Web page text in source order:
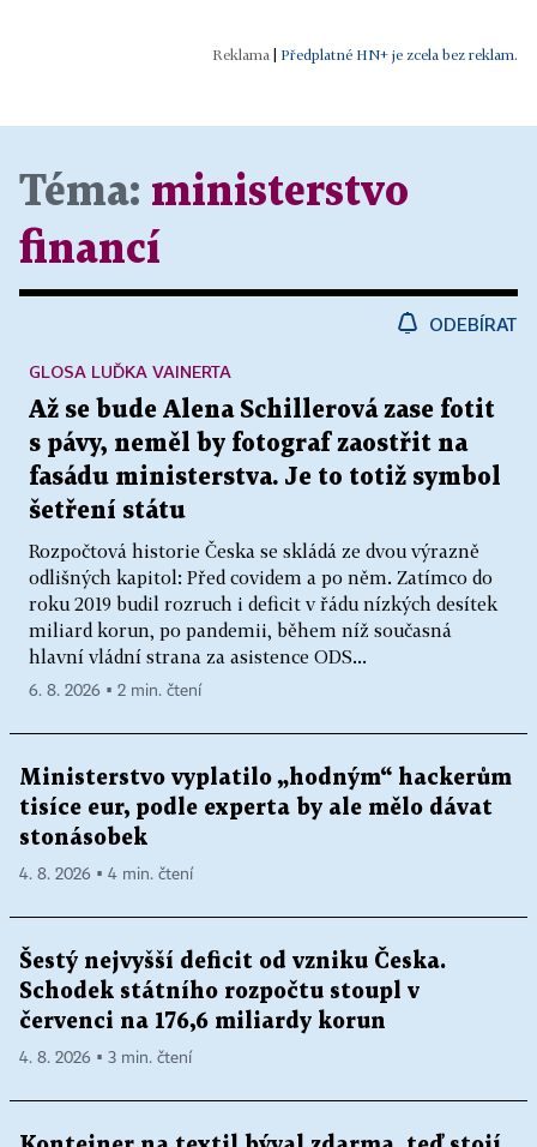
Předplatné HN+ je zcela bez reklam.
Téma: ministerstvo
financí
ODEBÍRAT
Až se bude Alena Schillerová zase fotit
s pávy, neměl by fotograf zaostřit na
fasádu ministerstva. Je to totiž symbol
šetření státu
Rozpočtová historie Česka se skládá ze dvou výrazně
odlišných kapitol: Před covidem a po něm. Zatímco do
roku 2019 budil rozruch i deficit v řádu nízkých desítek
miliard korun, po pandemii, během níž současná
hlavní vládní strana za asistence ODS...
GLOSA LUĎKA VAINERTA
6. 8. 2026 ▪ 2 min. čtení
Ministerstvo vyplatilo „hodným“ hackerům
tisíce eur, podle experta by ale mělo dávat
stonásobek
4. 8. 2026 ▪ 4 min. čtení
Šestý nejvyšší deficit od vzniku Česka.
Schodek státního rozpočtu stoupl v
červenci na 176,6 miliardy korun
4. 8. 2026 ▪ 3 min. čtení